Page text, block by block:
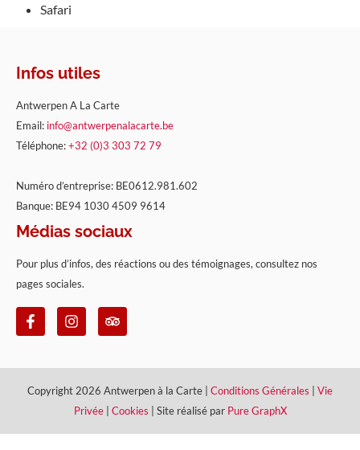
Safari
Infos utiles
Antwerpen A La Carte
Email: info@antwerpenalacarte.be
Téléphone:+32 (0)3 303 72 79
Numéro d’entreprise: BE0612.981.602
Banque: BE94 1030 4509 9614
Médias sociaux
Pour plus d’infos, des réactions ou des témoignages, consultez nos
pages sociales.
Copyright 2026 Antwerpen à la Carte | Conditions Générales
Vie
Privée| Cookies | Site réalisé par Pure GraphX